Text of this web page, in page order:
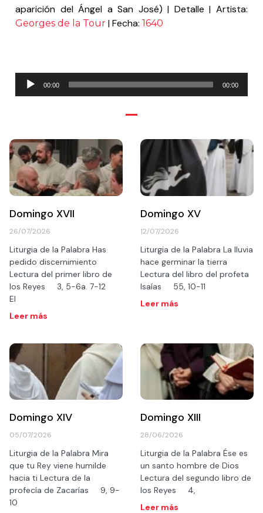
aparición del Ángel a San José) | Detalle | Artista:
Georges de la Tour | Fecha: 1640
Reproductor
de
00:00 00:00
Domingo XVII
26/07/2026
Liturgia de la Palabra Has
pedido discernimiento
Lectura del primer libro de
los Reyes 3, 5-6a. 7-12
El
Leer más
Domingo XV
12/07/2026
Liturgia de la Palabra La lluvia
hace germinar la tierra
Lectura del libro del profeta
Isaías 55, 10-11
Leer más
Domingo XIV
05/07/2026
Liturgia de la Palabra Mira
que tu Rey viene humilde
hacia ti Lectura de la
profecía de Zacarías 9, 9-
10
Domingo XIII
28/06/2026
Liturgia de la Palabra Ése es
un santo hombre de Dios
Lectura del segundo libro de
los Reyes 4,
Leer más